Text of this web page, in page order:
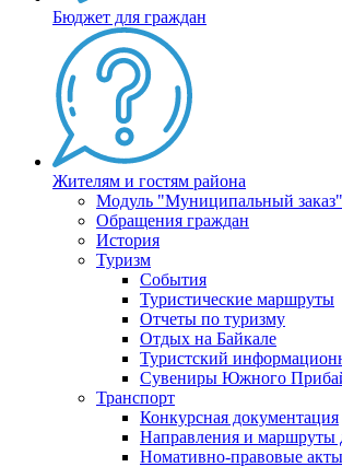
Бюджет для граждан
Жителям и гостям района
Модуль "Муниципальный заказ"
Обращения граждан
История
Туризм
События
Туристические маршруты
Отчеты по туризму
Отдых на Байкале
Туристский
Сувениры Южного
Транспорт
Конкурсная документация
Направления и маршруты
Номативно-правовые акты